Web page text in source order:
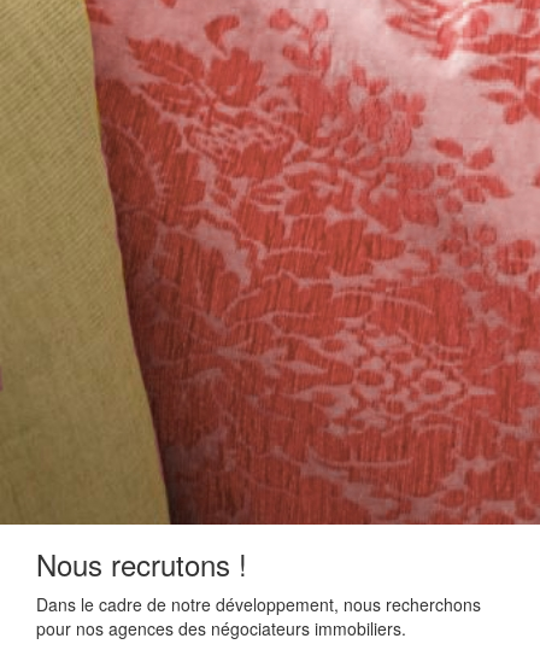
Nous recrutons !
Dans le cadre de notre développement, nous recherchons
pour nos agences des négociateurs immobiliers.